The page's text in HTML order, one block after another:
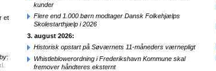
et
:
kunder
Flere end 1.000 børn modtager Dansk Folkehjælps
Skolestarthjælp i 2026
3. august 2026:
Historisk opstart på Søværnets 11-måneders værnepligt
Whistleblowerordning i Frederikshavn Kommune skal
fremover håndteres eksternt